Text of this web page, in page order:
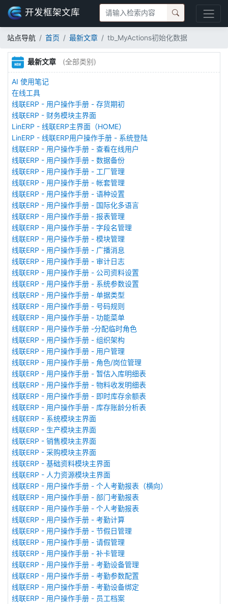
开发框架文库
站点导航 首页 最新文章 tb_MyActions初始化数据
最新文章 (全部类别)
AI 使用笔记
在线工具
线联ERP - 用户操作手册 - 存货期初
线联ERP - 财务模块主界面
LinERP - 线联ERP主界面（HOME）
LinERP - 线联ERP用户操作手册 - 系统登陆
线联ERP - 用户操作手册 - 查看在线用户
线联ERP - 用户操作手册 - 数据备份
线联ERP - 用户操作手册 - 工厂管理
线联ERP - 用户操作手册 - 帐套管理
线联ERP - 用户操作手册 - 语种设置
线联ERP - 用户操作手册 - 国际化多语言
线联ERP - 用户操作手册 - 报表管理
线联ERP - 用户操作手册 - 字段名管理
线联ERP - 用户操作手册 - 模块管理
线联ERP - 用户操作手册 - 广播消息
线联ERP - 用户操作手册 - 审计日志
线联ERP - 用户操作手册 - 公司资料设置
线联ERP - 用户操作手册 - 系统参数设置
线联ERP - 用户操作手册 - 单据类型
线联ERP - 用户操作手册 - 号码规则
线联ERP - 用户操作手册 - 功能菜单
线联ERP - 用户操作手册 -分配临时角色
线联ERP - 用户操作手册 - 组织架构
线联ERP - 用户操作手册 - 用户管理
线联ERP - 用户操作手册 - 角色/岗位管理
线联ERP - 用户操作手册 - 暂估入库明细表
线联ERP - 用户操作手册 - 物料收发明细表
线联ERP - 用户操作手册 - 即时库存余额表
线联ERP - 用户操作手册 - 库存账龄分析表
线联ERP - 系统模块主界面
线联ERP - 生产模块主界面
线联ERP - 销售模块主界面
线联ERP - 采购模块主界面
线联ERP - 基础资料模块主界面
线联ERP - 人力资源模块主界面
线联ERP - 用户操作手册 - 个人考勤报表（横向）
线联ERP - 用户操作手册 - 部门考勤报表
线联ERP - 用户操作手册 - 个人考勤报表
线联ERP - 用户操作手册 - 考勤计算
线联ERP - 用户操作手册 - 节假日管理
线联ERP - 用户操作手册 - 请假管理
线联ERP - 用户操作手册 - 补卡管理
线联ERP - 用户操作手册 - 考勤设备管理
线联ERP - 用户操作手册 - 考勤参数配置
线联ERP - 用户操作手册 - 考勤设备绑定
线联ERP - 用户操作手册 - 员工档案